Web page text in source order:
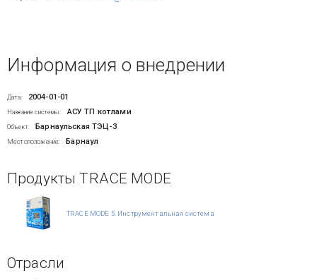
Информация о внедрении
Дата: 2004-01-01
Название системы: АСУ ТП котлами
Объект: Барнаульская ТЭЦ-3
Местоположение: Барнаул
Продукты TRACE MODE
TRACE MODE 5. Инструментальная система
Отрасли